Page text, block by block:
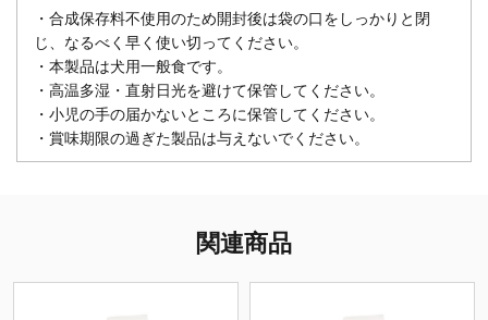
・合成保存料不使用のため開封後は袋の口をしっかりと閉
じ、なるべく早く使い切ってください。
・本製品は犬用一般食です。
・高温多湿・直射日光を避けて保管してください。
・小児の手の届かないところに保管してください。
・賞味期限の過ぎた製品は与えないでください。
関連商品